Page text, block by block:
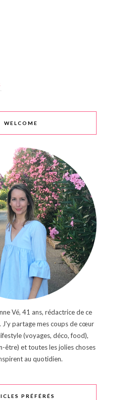
WELCOME
Vé, 41 ans, rédactrice de ce
partage mes coups de cœur
(voyages, déco, food),
être) et toutes les jolies choses
au quotidien.
PRÉFÉRÉS